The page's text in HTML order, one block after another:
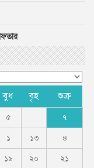
বুধ বৃহ শুক্র
৫ ৭
১ ১৩ ৪
১৯ ২০ ২১